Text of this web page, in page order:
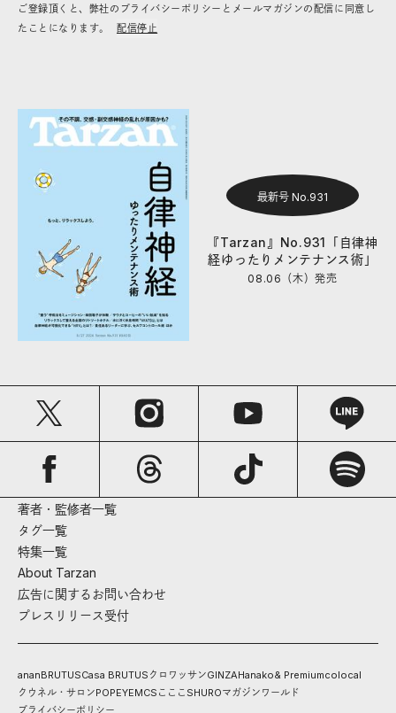
ご登録頂くと、弊社のプライバシーポリシーとメールマガジンの配信に同意し
たことになります。
配信停止
最新号 No.931
『Tarzan』No.931「自律神
経ゆったりメンテナンス術」
08.06（木）発売
著者・監修者一覧
タグ一覧
特集一覧
About Tarzan
広告に関するお問い合わせ
プレスリリース受付
ananBRUTUSCasa BRUTUS クロワッサンGINZAHanako& Premiumcolocal
クウネル・サロンPOPEYEMCS こここ SHUROマガジンワールド
プライバシーポリシー